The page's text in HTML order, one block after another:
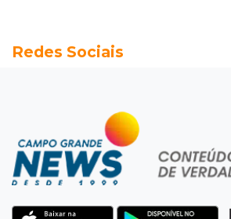
Prefeitura retira projeto sobre
Multado
Justiça cobra R$ 250 mil de ex-
Corumbá por nepotismo
Redes Sociais